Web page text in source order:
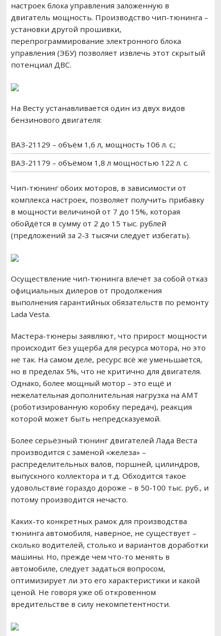
настроек блока управления заложенную в
двигатель мощность. Производство чип-тюнинга –
установки другой прошивки,
перепрограммирование электронного блока
управления (ЭБУ) позволяет извлечь этот скрытый
потенциал ДВС.
На Весту устанавливается один из двух видов
бензинового двигателя:
ВАЗ-21129 – объём 1,6 л, мощность 106 л. с.;
ВАЗ-21179 – объёмом 1,8 л мощностью 122 л. с.
Чип-тюнинг обоих моторов, в зависимости от
комплекса настроек, позволяет получить прибавку
в мощности величиной от 7 до 15%, которая
обойдётся в сумму от 2 до 15 тыс. рублей
(предложений за 2-3 тысячи следует избегать).
Осуществление чип-тюнинга влечёт за собой отказ
официальных дилеров от продолжения
выполнения гарантийных обязательств по ремонту
Lada Vesta.
Мастера-тюнеры заявляют, что прирост мощности
происходит без ущерба для ресурса мотора, но это
не так. На самом деле, ресурс всё же уменьшается,
но в пределах 5%, что не критично для двигателя.
Однако, более мощный мотор – это ещё и
нежелательная дополнительная нагрузка на АМТ
(роботизированную коробку передач), реакция
которой может быть непредсказуемой.
Более серьёзный тюнинг двигателей Лада Веста
производится с заменой «железа» –
распределительных валов, поршней, цилиндров,
выпускного коллектора и т.д. Обходится такое
удовольствие гораздо дороже – в 50-100 тыс. руб., и
потому производится нечасто.
Каких-то конкретных рамок для производства
тюнинга автомобиля, наверное, не существует –
сколько водителей, столько и вариантов доработки
машины. Но, прежде чем что-то менять в
автомобиле, следует задаться вопросом,
оптимизирует ли это его характеристики и какой
ценой. Не говоря уже об откровенном
вредительстве в силу некомпетентности.